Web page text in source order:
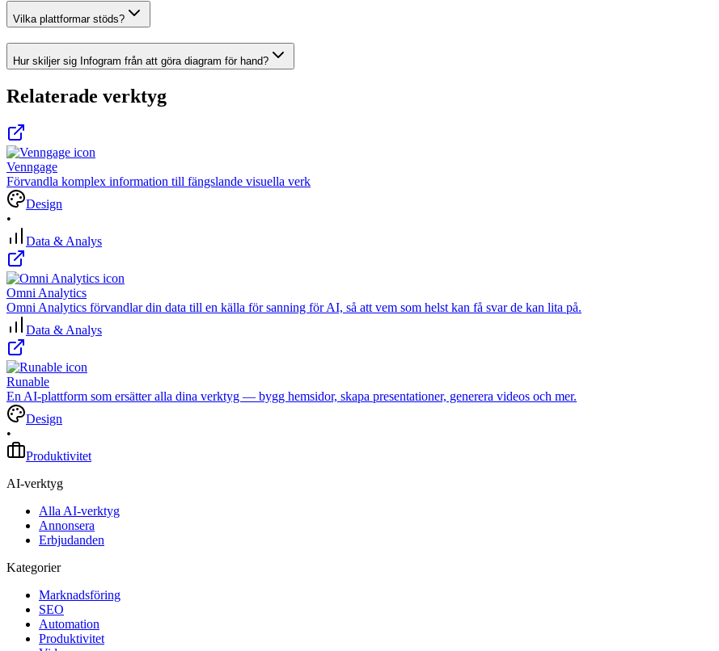
Vilka plattformar stöds?
Hur skiljer sig Infogram från att göra diagram för hand?
Relaterade verktyg
Venngage
Förvandla komplex information till fängslande visuella verk
Design
•
Data & Analys
Omni Analytics
Omni Analytics förvandlar din data till en källa för sanning för AI, så att vem som helst kan få svar de kan lita på.
Data & Analys
Runable
En AI-plattform som ersätter alla dina verktyg — bygg hemsidor, skapa presentationer, generera videos och mer.
Design
•
Produktivitet
AI-verktyg
Alla AI-verktyg
Annonsera
Erbjudanden
Kategorier
Marknadsföring
SEO
Automation
Produktivitet